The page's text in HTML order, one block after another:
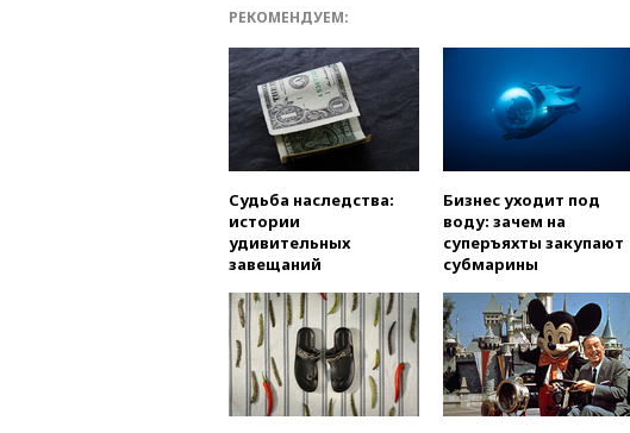
РЕКОМЕНДУЕМ:
Судьба наследства:
истории
удивительных
завещаний
Бизнес уходит под
воду: зачем на
суперъяхты закупают
субмарины